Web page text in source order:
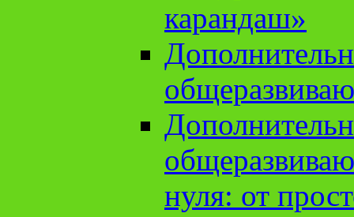
карандаш»
нуля: от